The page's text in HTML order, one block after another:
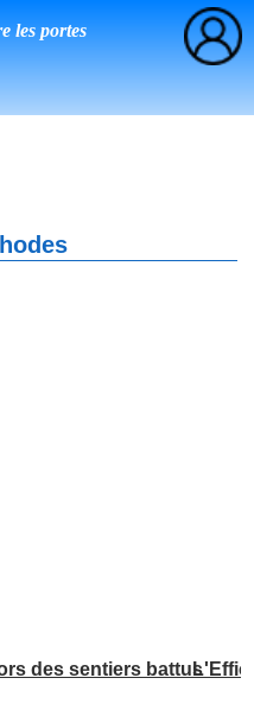
les portes
des sentiers battus